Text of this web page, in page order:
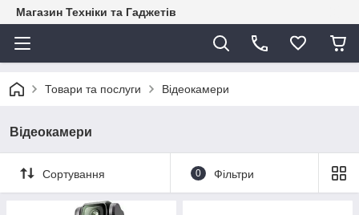
Магазин Техніки та Гаджетів
Товари та послуги Відеокамери
Відеокамери
Сортування 0 Фільтри